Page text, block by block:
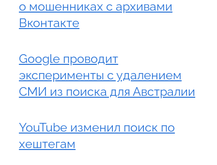
о мошенниках с архивами
Вконтакте
Google проводит
эксперименты с удалением
СМИ из поиска для Австралии
YouTube изменил поиск по
хештегам